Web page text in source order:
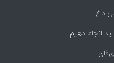
داغ
انجام دهیم